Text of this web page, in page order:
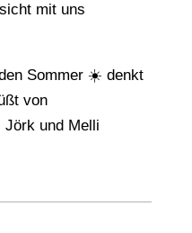
mit uns
Sommer ☀️ denkt
von
und Melli